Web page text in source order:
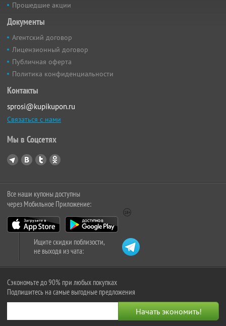
Прошедшие акции
Документы
Агентский договор
Лицензионный договор
Публичная оферта
Политика конфиденциальности
Контакты
sprosi@kupikupon.ru
Связаться с нами
Мы в Соцсетях
Все наши купоны доступны
через Мобильное Приложение:
Ищите скидки поблизости,
не выходя из чата:
Сэкономьте до 90% при любых покупках
Подпишитесь на самые выгодные предложения